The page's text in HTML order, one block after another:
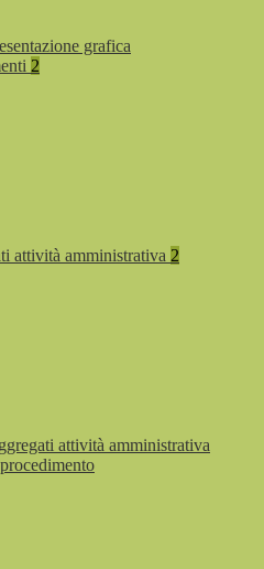
grafica
2
attività amministrativa 2
attività amministrativa